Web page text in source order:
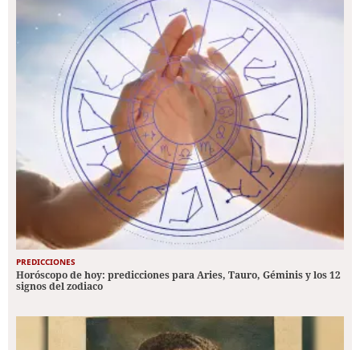
PREDICCIONES
Horóscopo de hoy: predicciones para Aries, Tauro, Géminis y los 12
signos del zodiaco